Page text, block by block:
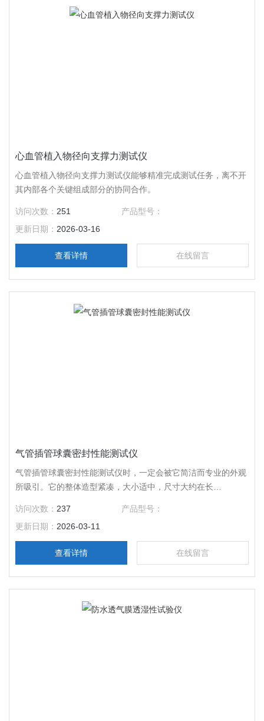
心血管植入物径向支撑力测试仪
心血管植入物径向支撑力测试仪能够精准完成测试任务，离不开
其内部各个关键组成部分的协同合作。
访问次数： 251
产品型号：
更新日期： 2026-03-16
查看详情 在线留言
气管插管球囊密封性能测试仪
气管插管球囊密封性能测试仪时，一定会被它简洁而专业的外观
所吸引。它的整体造型紧凑，大小适中，尺寸大约在长
工作站，不占过多空间。
访问次数： 237
产品型号：
更新日期： 2026-03-11
查看详情 在线留言